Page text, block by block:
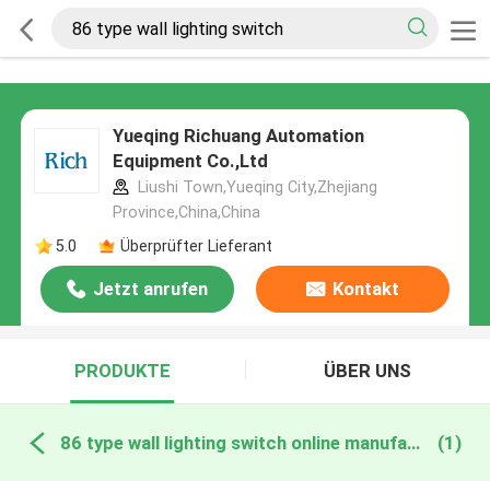
Yueqing Richuang Automation
Equipment Co.,Ltd
Liushi Town,Yueqing City,Zhejiang
Province,China,China
5.0
Überprüfter Lieferant
Jetzt anrufen Kontakt
PRODUKTE ÜBER UNS
86 type wall lighting switch online manufacture (1)